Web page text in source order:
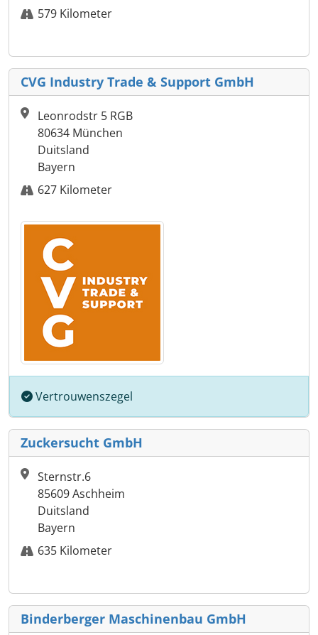
579 Kilometer
CVG Industry Trade & Support GmbH
Leonrodstr 5 RGB
80634 München
Duitsland
Bayern
627 Kilometer
Vertrouwenszegel
Zuckersucht GmbH
Sternstr.6
85609 Aschheim
Duitsland
Bayern
635 Kilometer
Binderberger Maschinenbau GmbH